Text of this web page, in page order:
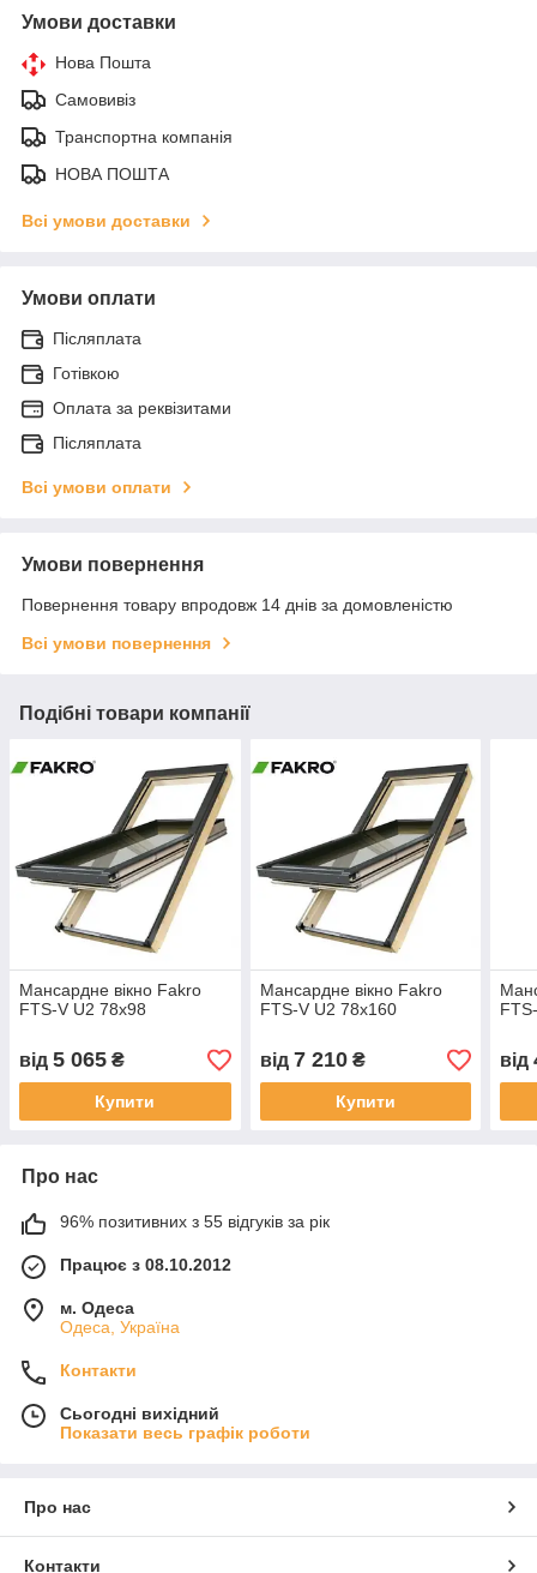
Умови доставки
Нова Пошта
Самовивіз
Транспортна компанія
НОВА ПОШТА
Всі умови доставки
Умови оплати
Післяплата
Готівкою
Оплата за реквізитами
Післяплата
Всі умови оплати
Умови повернення
Повернення товару впродовж 14 днів за домовленістю
Всі умови повернення
Подібні товари компанії
Мансардне вікно Fakro
FTS-V U2 78х98
від 5 065 ₴
Купити
Мансардне вікно Fakro
FTS-V U2 78х160
від 7 210₴
Купити
від
Про нас
96% позитивних з 55 відгуків за рік
Працює з 08.10.2012
м. Одеса
Одеса, Україна
Контакти
Сьогодні вихідний
Показати весь графік роботи
Про нас
Контакти